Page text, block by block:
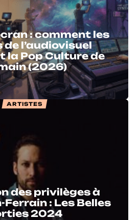
: comment les
l’audiovisuel
la Pop Culture de
(2026)
ARTISTES
des privilèges à
Ferrain : Les Belles
2024